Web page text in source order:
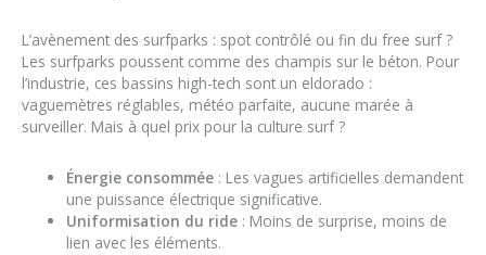
L’avènement des surfparks : spot contrôlé ou fin du free surf ?
Les surfparks poussent comme des champis sur le béton. Pour
l’industrie, ces bassins high-tech sont un eldorado :
vaguemètres réglables, météo parfaite, aucune marée à
surveiller. Mais à quel prix pour la culture surf ?
Énergie consommée : Les vagues artificielles demandent
une puissance électrique significative.
Uniformisation du ride : Moins de surprise, moins de
lien avec les éléments.